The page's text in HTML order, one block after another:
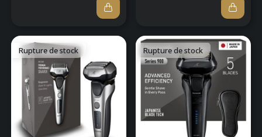
Rupture de stock Rupture de stock